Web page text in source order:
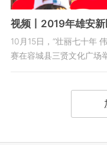
视频丨2019年雄安
10月15日，“壮丽七十年
赛在容城县三贤文化广场